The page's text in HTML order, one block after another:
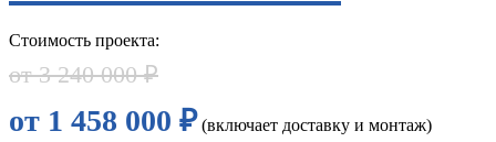
Стоимость проекта:
от 3 240 000 ₽
от 1 458 000 ₽ (включает доставку и монтаж)